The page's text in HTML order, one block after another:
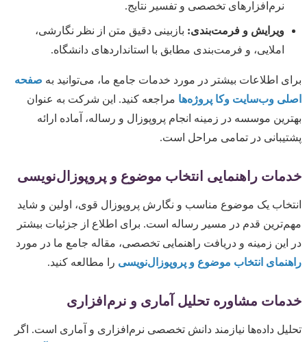
نرم‌افزارهای تخصصی و تفسیر نتایج.
ویرایش و فرمت‌بندی: بازبینی دقیق متن از نظر نگارشی،
املایی، و فرمت‌بندی مطابق با استانداردهای دانشگاه.
برای اطلاعات بیشتر در مورد خدمات جامع ما، می‌توانید به صفحه
اصلی وب‌سایت وکا پروژه‌ها مراجعه کنید. این شرکت به عنوان
بهترین موسسه در زمینه انجام پروپوزال و رساله، آماده ارائه
پشتیبانی در تمامی مراحل است.
خدمات راهنمایی انتخاب موضوع و پروپوزال‌نویسی
انتخاب یک موضوع مناسب و نگارش پروپوزال قوی، اولین و شاید
مهم‌ترین قدم در مسیر رساله است. برای اطلاع از جزئیات بیشتر
در این زمینه و دریافت راهنمایی تخصصی، مقاله جامع ما در مورد
راهنمای انتخاب موضوع و پروپوزال‌نویسی را مطالعه کنید.
خدمات مشاوره تحلیل آماری و نرم‌افزاری
تحلیل داده‌ها نیازمند دانش تخصصی نرم‌افزاری و آماری است. اگر